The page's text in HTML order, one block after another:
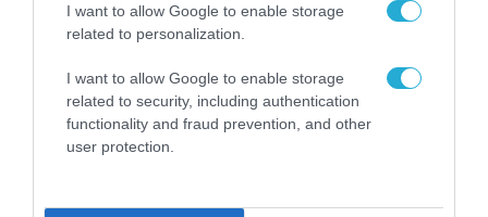
I want to allow Google to enable storage
related to personalization.
I want to allow Google to enable storage
related to security, including authentication
functionality and fraud prevention, and other
user protection.
«Οι εντελώς αθώοι»: Η ανάρτηση του Αρκά για
Αττικής (φωτο)